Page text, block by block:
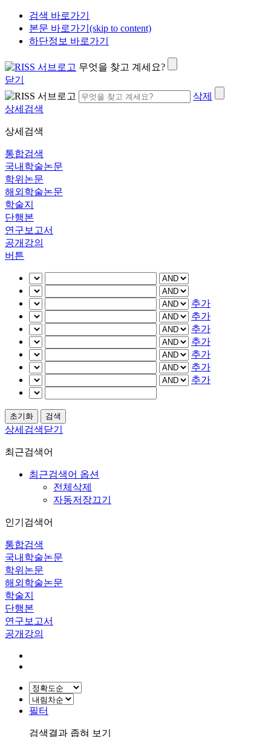
검색 바로가기
본문 바로가기(skip to content)
하단정보 바로가기
무엇을 찾고 계세요?
닫기
삭제
상세검색
상세검색
통합검색
국내학술논문
학위논문
해외학술논문
학술지
단행본
연구보고서
공개강의
버튼
추가
추가
추가
추가
추가
추가
추가
상세검색닫기
최근검색어
최근검색어 옵션
전체삭제
자동저장끄기
인기검색어
통합검색
국내학술논문
학위논문
해외학술논문
학술지
단행본
연구보고서
공개강의
필터
검색결과 좁혀 보기